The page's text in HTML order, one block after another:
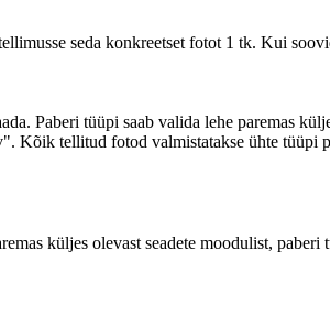
seda konkreetset fotot 1 tk. Kui
Paberi tüüpi saab valida lehe paremas
Kõik tellitud fotod valmistatakse ühte tüüpi
küljes olevast seadete moodulist, paberi